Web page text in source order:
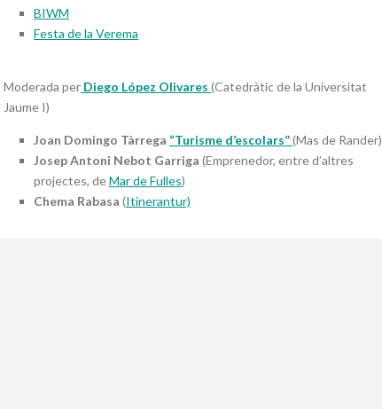
BIWM
Festa de la Verema
Moderada per Diego López Olivares(Catedràtic de la Universitat
Jaume I)
Joan Domingo Tàrrega “Turisme d’escolars”(Mas de Rander)
Josep Antoni Nebot Garriga(Emprenedor, entre d’altres
projectes, deMar de Fulles)
Chema Rabasa (Itinerantur)